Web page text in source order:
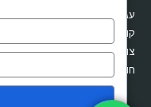
תקנון
החשבון שלי
עגלת קניות
קופה
צור קשר
חוות דעת